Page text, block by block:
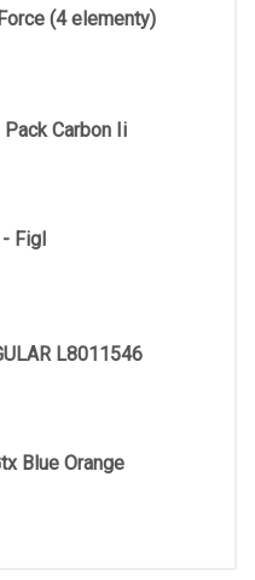
(4 elementy)
Pack Carbon Ii
Figl
L8011546
Blue Orange